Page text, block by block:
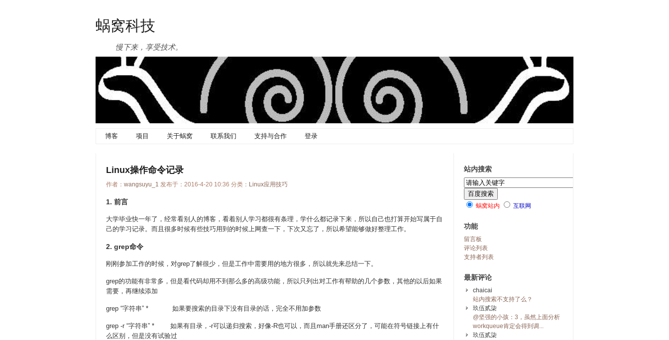
蜗窝科技
慢下来，享受技术。
博客 项目 关于蜗窝 联系我们 支持与合作 登录
Linux操作命令记录
作者： wangsuyu_1 发布于：2016-4-20 10:36 分类： Linux应用技巧
1. 前言
大学毕业快一年了，经常看别人的博客，看着别人学习都很有条理，学什么都记录下来，所以自己也打算开始写属于自
己的学习记录。而且很多时候有些技巧用到的时候上网查一下，下次又忘了，所以希望能够做好整理工作。
2. grep命令
刚刚参加工作的时候，对grep了解很少，但是工作中需要用的地方很多，所以就先来总结一下。
grep的功能有非常多，但是看代码却用不到那么多的高级功能，所以只列出对工作有帮助的几个参数，其他的以后如果
需要，再继续添加
grep “字符串” * 如果要搜索的目录下没有目录的话，完全不用加参数
grep -r “字符串” * 如果有目录，-r可以递归搜索，好像-R也可以，而且man手册还区分了，可能在符号链接上有什
么区别，但是没有试验过
站内搜索
蜗窝站内 互联网
功能
留言板
评论列表
支持者列表
最新评论
chaicai
站内搜索不支持了么？
玖伍贰柒
@坚强的小孩：3，虽然上面分析
workqueue肯定会得到调...
玖伍贰柒